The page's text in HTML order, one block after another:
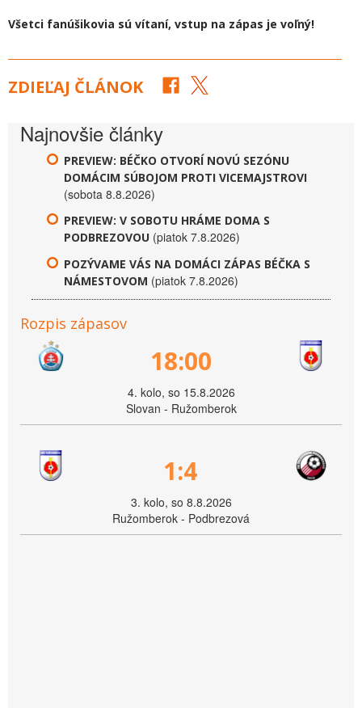
Všetci fanúšikovia sú vítaní, vstup na zápas je voľný!
ZDIEĽAJ ČLÁNOK
Najnovšie články
PREVIEW: BÉČKO OTVORÍ NOVÚ SEZÓNU
DOMÁCIM SÚBOJOM PROTI VICEMAJSTROVI
(sobota 8.8.2026)
PREVIEW: V SOBOTU HRÁME DOMA S
PODBREZOVOU (piatok 7.8.2026)
POZÝVAME VÁS NA DOMÁCI ZÁPAS BÉČKA S
NÁMESTOVOM (piatok 7.8.2026)
Rozpis zápasov
18:00
4. kolo, so 15.8.2026
Slovan - Ružomberok
1:4
3. kolo, so 8.8.2026
Ružomberok - Podbrezová